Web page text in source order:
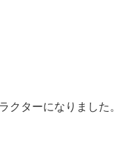
クターになりました。